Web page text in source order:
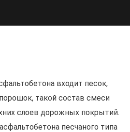
входит песок,
такой состав смеси
слоев дорожных покрытий.
песчаного типа